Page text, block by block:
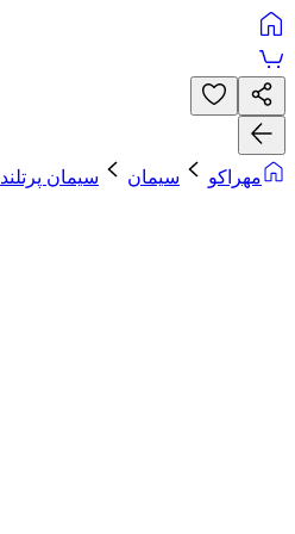
مهراکو سیمان سیمان پرتلند